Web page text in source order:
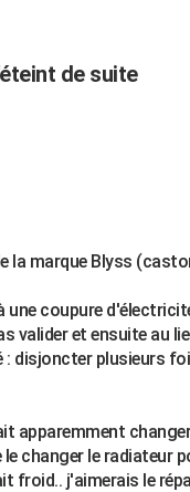
de suite
la marque Blyss
coupure
valider et ensuite au
disjoncter plusieurs
apparemment
changer le radiateur
froid.. j'aimerais le